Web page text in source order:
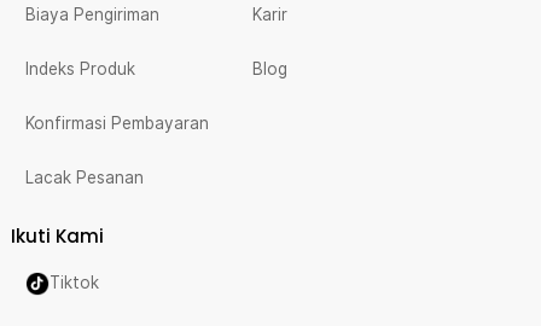
Biaya Pengiriman
Indeks Produk
Konfirmasi Pembayaran
Lacak Pesanan
Karir
Blog
Ikuti Kami
Tiktok